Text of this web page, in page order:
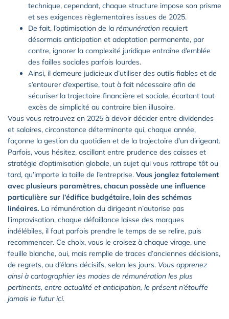
technique, cependant, chaque structure impose son prisme
et ses exigences règlementaires issues de 2025.
De fait, l’optimisation de la rémunération requiert
désormais anticipation et adaptation permanente, par
contre, ignorer la complexité juridique entraîne d’emblée
des failles sociales parfois lourdes.
Ainsi, il demeure judicieux d’utiliser des outils fiables et de
s’entourer d’expertise, tout à fait nécessaire afin de
sécuriser la trajectoire financière et sociale, écartant tout
excès de simplicité au contraire bien illusoire.
Vous vous retrouvez en 2025 à devoir décider entre dividendes
et salaires, circonstance déterminante qui, chaque année,
façonne la gestion du quotidien et de la trajectoire d’un dirigeant.
Parfois, vous hésitez, oscillant entre prudence des caisses et
stratégie d’optimisation globale, un sujet qui vous rattrape tôt ou
tard, qu’importe la taille de l’entreprise. Vous jonglez fatalement
avec plusieurs paramètres, chacun possède une influence
particulière sur l’édifice budgétaire, loin des schémas
linéaires. La rémunération du dirigeant n’autorise pas
l’improvisation, chaque défaillance laisse des marques
indélébiles, il faut parfois prendre le temps de se relire, puis
recommencer. Ce choix, vous le croisez à chaque virage, une
feuille blanche, oui, mais remplie de traces d’anciennes décisions,
de regrets, ou d’élans décisifs, selon les jours. Vous apprenez
ainsi à cartographier les modes de rémunération les plus
pertinents, entre actualité et anticipation, le présent n’étouffe
jamais le futur ici.